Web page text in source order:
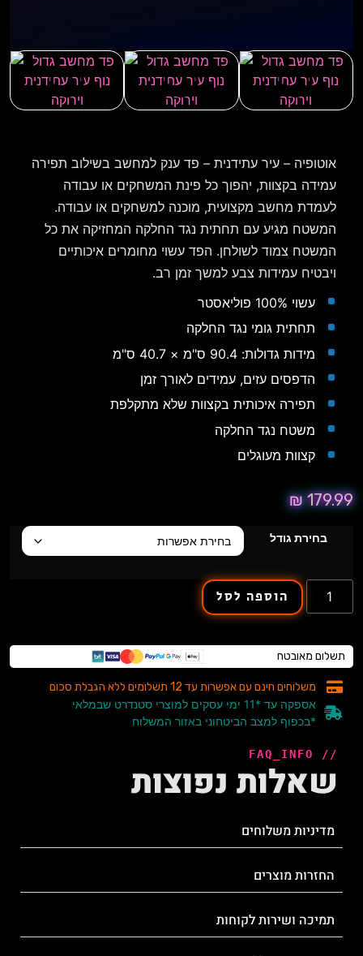
אוטופיה – עיר עתידנית – פד ענק למחשב בשילוב תפירה
עמידה בקצוות, יהפוך כל פינת המשחקים או עבודה
לעמדת מחשב מקצועית, מוכנה למשחקים או עבודה.
המשטח מגיע עם תחתית נגד החלקה המחזיקה את כל
המשטח צמוד לשולחן. הפד עשוי מחומרים איכותיים
ויבטיח עמידות צבע למשך זמן רב.
עשוי 100% פוליאסטר
תחתית גומי נגד החלקה
מידות גדולות: 90.4 ס"מ × 40.7 ס"מ
הדפסים עזים, עמידים לאורך זמן
תפירה איכותית בקצוות שלא מתקלפת
משטח נגד החלקה
קצוות מעוגלים
179.99
₪
בחירת גודל
הוספה לסל
תשלום מאובטח
משלוחים חינם עם אפשרות עד 12 תשלומים ללא הגבלת סכום
אספקה עד *11 ימי עסקים למוצרי סטנדרט שבמלאי
*בכפוף למצב הביטחוני באזור המשלוח
// FAQ_INFO
שאלות נפוצות
מדיניות משלוחים
החזרות מוצרים
תמיכה ושירות לקוחות